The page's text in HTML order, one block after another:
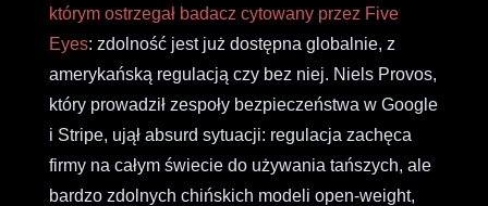
którym ostrzegał badacz cytowany przez Five
Eyes: zdolność jest już dostępna globalnie, z
amerykańską regulacją czy bez niej. Niels Provos,
który prowadził zespoły bezpieczeństwa w Google
i Stripe, ujął absurd sytuacji: regulacja zachęca
firmy na całym świecie do używania tańszych, ale
bardzo zdolnych chińskich modeli open-weight,